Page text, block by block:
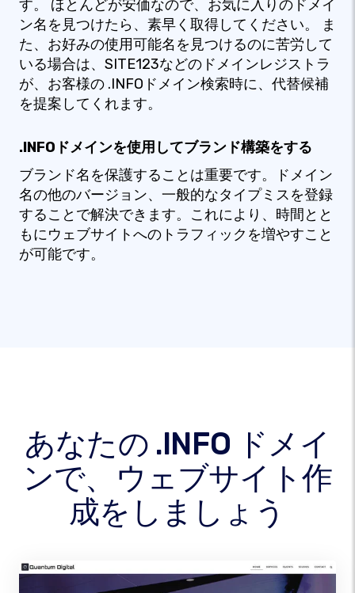
す。 ほとんどが安価なので、お気に入りのドメイ
ン名を見つけたら、素早く取得してください。 ま
た、お好みの使用可能名を見つけるのに苦労して
いる場合は、SITE123などのドメインレジストラ
が、お客様の .INFOドメイン検索時に、代替候補
を提案してくれます。
.INFOドメインを使用してブランド構築をする
ブランド名を保護することは重要です。ドメイン
名の他のバージョン、一般的なタイプミスを登録
することで解決できます。これにより、時間とと
もにウェブサイトへのトラフィックを増やすこと
が可能です。
あなたの .INFO ドメイ
ンで、ウェブサイト作
成をしましょう